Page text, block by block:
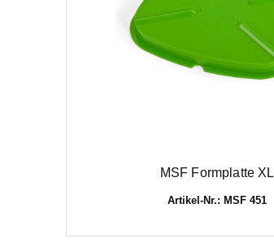
MSF Formplatte XL
Artikel-Nr.: MSF 451